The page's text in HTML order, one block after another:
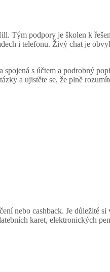
Tým podpory je školen k
i telefonu. Živý chat je
s účtem a podrobný
a ujistěte se, že plně
nebo cashback. Je důležité
karet, elektronických